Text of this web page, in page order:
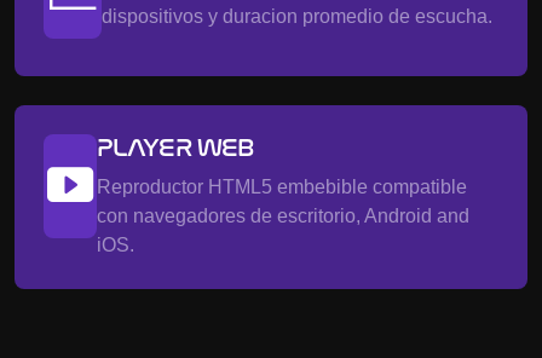
dispositivos y duracion promedio de escucha.
PLAYER WEB
Reproductor HTML5 embebible compatible
con navegadores de escritorio, Android and
iOS.